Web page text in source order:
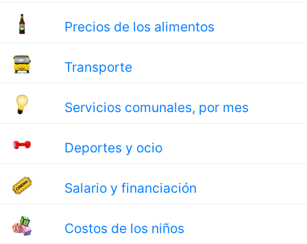
Precios de los alimentos
Transporte
Servicios comunales, por mes
Deportes y ocio
Salario y financiación
Costos de los niños